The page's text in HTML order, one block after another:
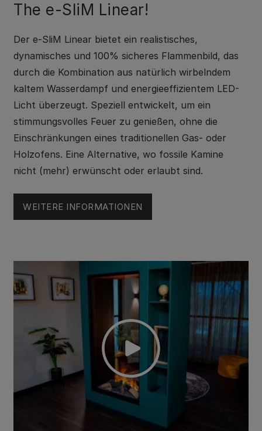
The e-SliM Linear!
Der e-SliM Linear bietet ein realistisches,
dynamisches und 100% sicheres Flammenbild, das
durch die Kombination aus natürlich wirbelndem
kaltem Wasserdampf und energieeffizientem LED-
Licht überzeugt. Speziell entwickelt, um ein
stimmungsvolles Feuer zu genießen, ohne die
Einschränkungen eines traditionellen Gas- oder
Holzofens. Eine Alternative, wo fossile Kamine
nicht (mehr) erwünscht oder erlaubt sind.
WEITERE INFORMATIONEN